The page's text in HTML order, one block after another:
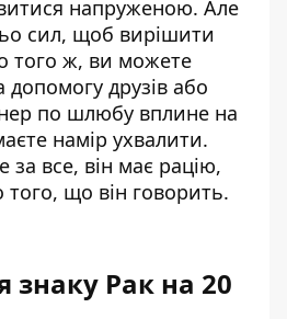
напруженою. Але
сил, щоб вирішити
того ж, ви можете
допомогу друзів або
по шлюбу вплине на
намір ухвалити.
все, він має рацію,
того, що він говорить.
знаку Рак на 20